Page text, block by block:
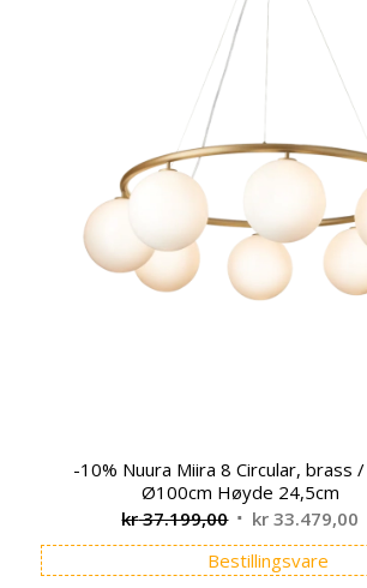
-10% Nuura Miira 8 Circular, brass /
Ø100cm Høyde 24,5cm
kr37.199,00 Opprinnelig
pris
var:
kr 33.479,00
Bestillingsvare